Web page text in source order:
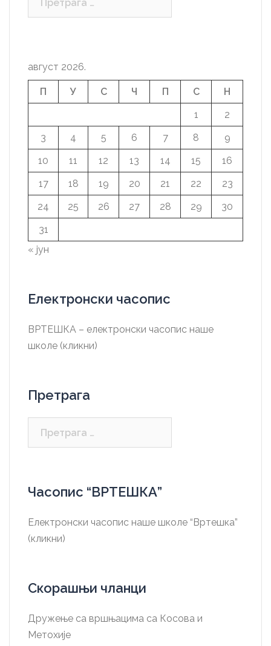
август 2026.
П У С Ч П С
Н
1
2
3
4 5 6 7 8
9
10
11 12 13 14 15
16
17
18 19 20 21 22
23
24
25 26 27 28 29
30
31
« јун
Електронски часопис
ВРТЕШКА – електронски часопис наше
школе (кликни)
Претрага
Часопис “ВРТЕШКА”
Електронски часопис наше школе “Вртешка”
(кликни)
Скорашњи чланци
Дружење са вршњацима са Косова и
Метохије